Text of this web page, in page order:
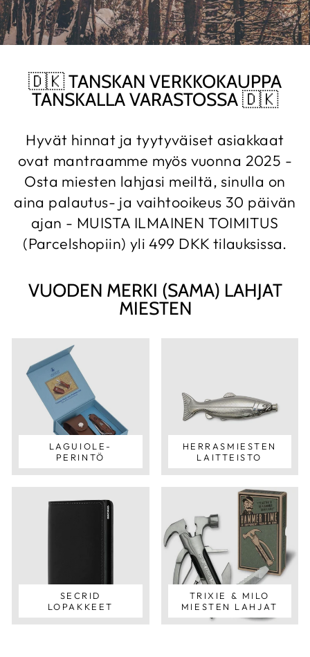
🇩🇰 TANSKAN VERKKOKAUPPA
TANSKALLA VARASTOSSA 🇩🇰
Hyvät hinnat ja tyytyväiset asiakkaat
ovat mantraamme myös vuonna 2025 -
Osta miesten lahjasi meiltä, sinulla on
aina palautus- ja vaihtooikeus 30 päivän
ajan - MUISTA ILMAINEN TOIMITUS
(Parcelshopiin) yli 499 DKK tilauksissa.
VUODEN MERKI (SAMA) LAHJAT
MIESTEN
LAGUIOLE-
PERINTÖ
HERRASMIESTEN
LAITTEISTO
SECRID
LOPAKKEET
TRIXIE & MILO
MIESTEN LAHJAT